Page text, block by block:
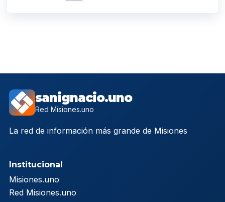
sanignacio.uno
Red Misiones.uno
La red de información más grande de Misiones
Institucional
Misiones.uno
Red Misiones.uno